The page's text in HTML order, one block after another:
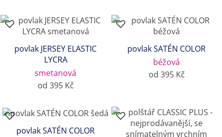
povlak JERSEY ELASTIC
LYCRA
smetanová
od 395 Kč
povlak SATÉN COLOR
béžová
od 395 Kč
povlak SATÉN COLOR